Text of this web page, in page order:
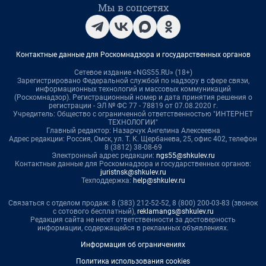
Мы в соцсетях
Контактные данные для Роскомнадзора и государственных органов
Сетевое издание «NGS55.RU» (18+)
Зарегистрировано Федеральной службой по надзору в сфере связи,
информационных технологий и массовых коммуникаций
(Роскомнадзор). Регистрационный номер и дата принятия решения о
регистрации - ЭЛ № ФС 77 - 78819 от 07.08.2020 г.
Учредитель: Общество с ограниченной ответственностью "ИНТЕРНЕТ
ТЕХНОЛОГИИ"
Главный редактор: Назарчук Ангелина Алексеевна
Адрес редакции: Россия, Омск, ул. Т. К. Щербанева, 25, офис 402, телефон
8 (3812) 38-08-69
Электронный адрес редакции: ngs55@shkulev.ru
Контактные данные для Роскомнадзора и государственных органов:
juristnsk@shkulev.ru
Техподдержка: help@shkulev.ru
Связаться с отделом продаж: 8 (383) 212-52-52, 8 (800) 200-03-83 (звонок
с сотового бесплатный), reklamangs@shkulev.ru
Редакция сайта не несет ответственности за достоверность
информации, содержащейся в рекламных объявлениях.
Информация об ограничениях
Политика использования cookies